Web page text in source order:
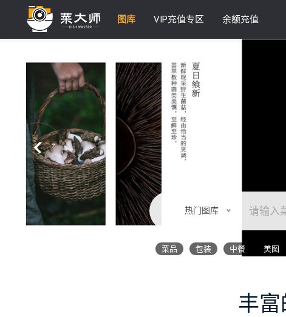
图库 VIP充值专区 余额充值
热门图库
菜品 包装 中餐 美图
丰